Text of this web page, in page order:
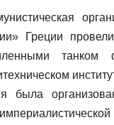
Греции
танком
была